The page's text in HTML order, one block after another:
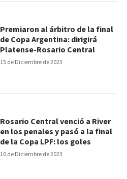
15 de Diciembre de 2023
Premiaron al árbitro de la final
de Copa Argentina: dirigirá
Platense-Rosario Central
10 de Diciembre de 2023
Rosario Central venció a River
en los penales y pasó a la final
de la Copa LPF: los goles